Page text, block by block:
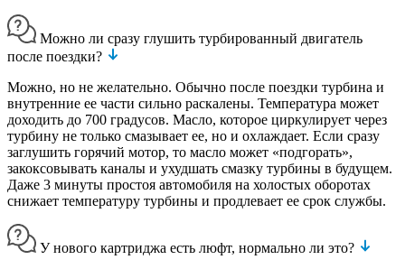
Можно ли сразу глушить турбированный двигатель
после поездки?
Можно, но не желательно. Обычно после поездки турбина и
внутренние ее части сильно раскалены. Температура может
доходить до 700 градусов. Масло, которое циркулирует через
турбину не только смазывает ее, но и охлаждает. Если сразу
заглушить горячий мотор, то масло может «подгорать»,
закоксовывать каналы и ухудшать смазку турбины в будущем.
Даже 3 минуты простоя автомобиля на холостых оборотах
снижает температуру турбины и продлевает ее срок службы.
У нового картриджа есть люфт, нормально ли это?